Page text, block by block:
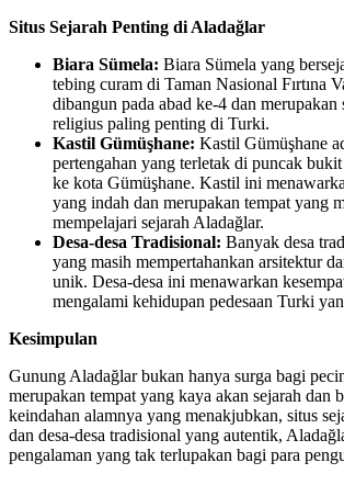
Situs Sejarah Penting di Aladağlar
Biara Sümela: Biara Sümela yang
tebing curam di Taman Nasional Fırtına
dibangun pada abad ke-4 dan merupakan
religius paling penting di Turki.
Kastil Gümüşhane: Kastil Gümüşhane
pertengahan yang terletak di puncak
ke kota Gümüşhane. Kastil ini
yang indah dan merupakan tempat yang
mempelajari sejarah Aladağlar.
Desa-desa Tradisional: Banyak desa
yang masih mempertahankan arsitektur
unik. Desa-desa ini menawarkan
mengalami kehidupan pedesaan Turki
Kesimpulan
Gunung Aladağlar bukan hanya surga bagi
merupakan tempat yang kaya akan sejarah dan
keindahan alamnya yang menakjubkan, situs
dan desa-desa tradisional yang autentik,
pengalaman yang tak terlupakan bagi para